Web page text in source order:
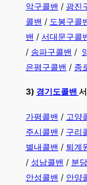
악구콜밴 / 광진
콜밴 / 도봉구콜
밴 / 서대문구콜
/ 송파구콜밴 /
은평구콜밴 / 종
3) 경기도콜밴
가평콜밴 / 고양
주시콜밴 / 구리
별내콜밴 / 퇴계
/ 성남콜밴 / 분
안성콜밴 / 안양